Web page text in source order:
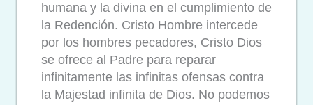
humana y la divina en el cumplimiento de
la Redención. Cristo Hombre intercede
por los hombres pecadores, Cristo Dios
se ofrece al Padre para reparar
infinitamente las infinitas ofensas contra
la Majestad infinita de Dios. No podemos